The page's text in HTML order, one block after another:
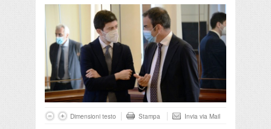
Dimensioni testo Stampa Invia via Mail